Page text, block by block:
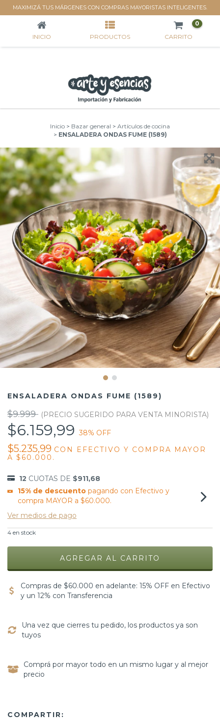
MAXIMIZÁ TUS MÁRGENES CON COMPRAS MAYORISTAS INTELIGENTES.
ENSALADERA ONDAS FUME (1589)
INICIO PRODUCTOS CARRITO
0
Inicio > Bazar general > Artículos de cocina
> ENSALADERA ONDAS FUME (1589)
ENSALADERA ONDAS FUME (1589)
$9.999
$6.159,9938% OFF
$5.235,99 CON
EFECTIVO Y COMPRA MAYOR
A $60.000.
12 CUOTAS DE $911,68
15% de descuentopagando con Efectivo y
compra MAYOR a $60.000.
Ver medios de pago
4 en stock
Compras de $60.000 en adelante: 15% OFF en Efectivo
y un 12% con Transferencia
Una vez que cierres tu pedido, los productos ya son
tuyos
Comprá por mayor todo en un mismo lugar y al mejor
precio
COMPARTIR: